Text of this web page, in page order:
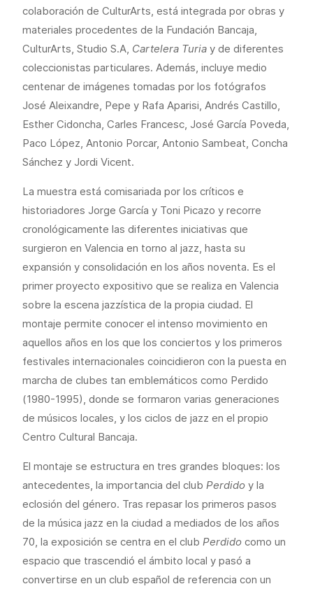
colaboración de CulturArts, está integrada por obras y
materiales procedentes de la Fundación Bancaja,
CulturArts, Studio S.A, Cartelera Turia y de diferentes
coleccionistas particulares. Además, incluye medio
centenar de imágenes tomadas por los fotógrafos
José Aleixandre, Pepe y Rafa Aparisi, Andrés Castillo,
Esther Cidoncha, Carles Francesc, José García Poveda,
Paco López, Antonio Porcar, Antonio Sambeat, Concha
Sánchez y Jordi Vicent.
La muestra está comisariada por los críticos e
historiadores Jorge García y Toni Picazo y recorre
cronológicamente las diferentes iniciativas que
surgieron en Valencia en torno al jazz, hasta su
expansión y consolidación en los años noventa. Es el
primer proyecto expositivo que se realiza en Valencia
sobre la escena jazzística de la propia ciudad. El
montaje permite conocer el intenso movimiento en
aquellos años en los que los conciertos y los primeros
festivales internacionales coincidieron con la puesta en
marcha de clubes tan emblemáticos como Perdido
(1980-1995), donde se formaron varias generaciones
de músicos locales, y los ciclos de jazz en el propio
Centro Cultural Bancaja.
El montaje se estructura en tres grandes bloques: los
antecedentes, la importancia del club Perdido y la
eclosión del género. Tras repasar los primeros pasos
de la música jazz en la ciudad a mediados de los años
70, la exposición se centra en el club Perdido como un
espacio que trascendió el ámbito local y pasó a
convertirse en un club español de referencia con un